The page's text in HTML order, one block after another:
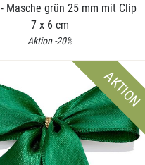
- Masche grün 25 mm mit Clip
7 x 6 cm
Aktion -20%
AKTION